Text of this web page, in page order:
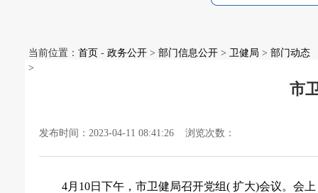
当前位置： 首页 - 政务公开 > 部门信息公开 > 卫健局 > 部门动态
>
市
发布时间：2023-04-11 08:41:26 浏览次数：
4月10日下午，市卫健局召开党组( 扩大)会议。会